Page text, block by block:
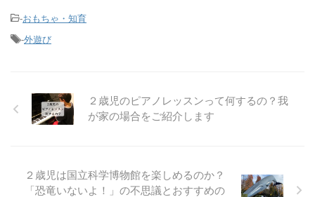
-おもちゃ・知育
-外遊び
２歳児のピアノレッスンって何するの？我
が家の場合をご紹介します
２歳児は国立科学博物館を楽しめるのか？
「恐竜いないよ！」の不思議とおすすめの